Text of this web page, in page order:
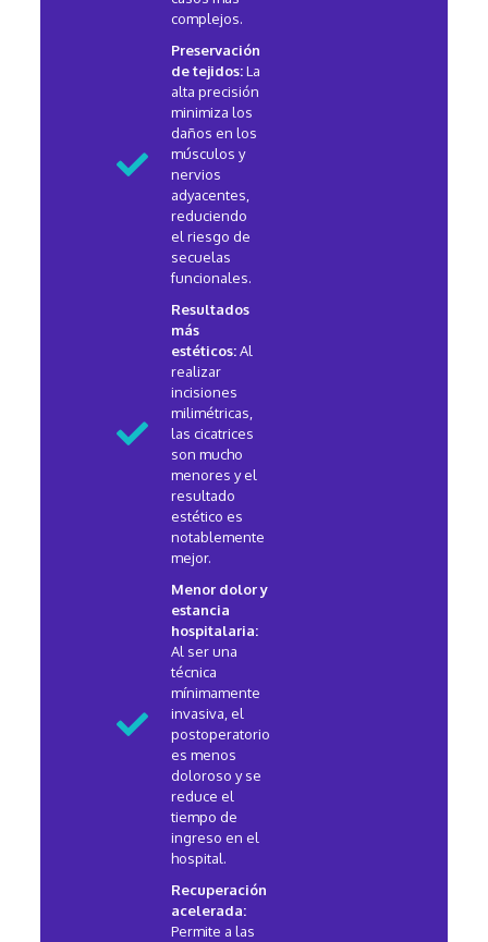
complejos.
Preservación
de tejidos:La
alta precisión
minimiza los
daños en los
músculos y
nervios
adyacentes,
reduciendo
el riesgo de
secuelas
funcionales.
Resultados
más
estéticos:Al
realizar
incisiones
milimétricas,
las cicatrices
son mucho
menores y el
resultado
estético es
notablemente
mejor.
Menor dolor y
estancia
hospitalaria:
Al ser una
técnica
mínimamente
invasiva, el
postoperatorio
es menos
doloroso y se
reduce el
tiempo de
ingreso en el
hospital.
Recuperación
acelerada:
Permite a las